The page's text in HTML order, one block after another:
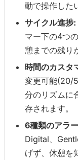
動で操作した
サイクル進捗:
マー下の4つ
憩までの残り
時間のカスタ
変更可能(20/
分のリズムに
存されます。
6種類のアラ
Digital、
げず、休憩を